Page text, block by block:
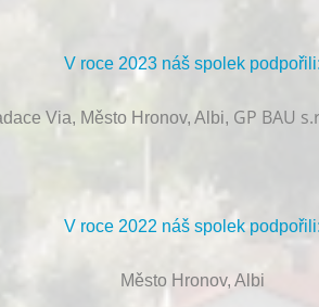
V roce 2023 náš spolek podpořili:
Via, Město Hronov, Albi, GP BAU
V roce 2022 náš spolek podpořili:
Město Hronov, Albi